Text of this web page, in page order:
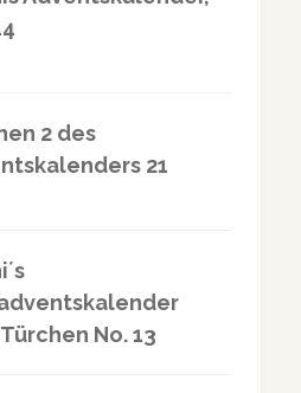
2 des
21
No. 13